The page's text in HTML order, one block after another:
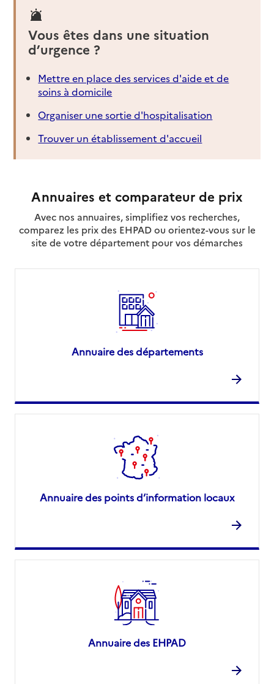
Vous êtes dans une situation
d’urgence ?
Mettre en place des services d'aide et de
soins à domicile
Organiser une sortie d'hospitalisation
Trouver un établissement d'accueil
Annuaires et comparateur de prix
Avec nos annuaires, simplifiez vos recherches,
comparez les prix des EHPAD ou orientez-vous sur le
site de votre département pour vos démarches
Annuaire des départements
Annuaire des points d’information locaux
Annuaire des EHPAD